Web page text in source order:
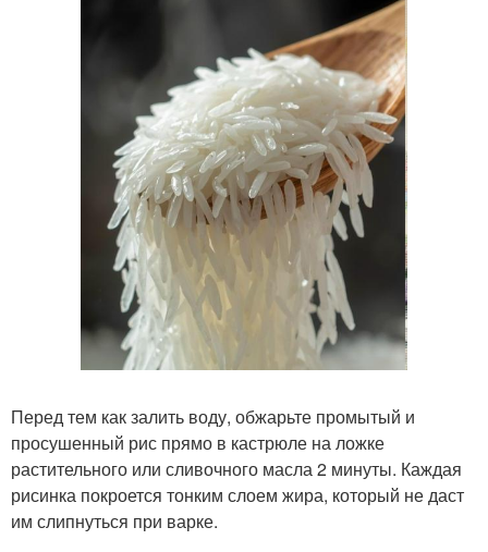
Перед тем как залить воду, обжарьте промытый и
просушенный рис прямо в кастрюле на ложке
растительного или сливочного масла 2 минуты. Каждая
рисинка покроется тонким слоем жира, который не даст
им слипнуться при варке.